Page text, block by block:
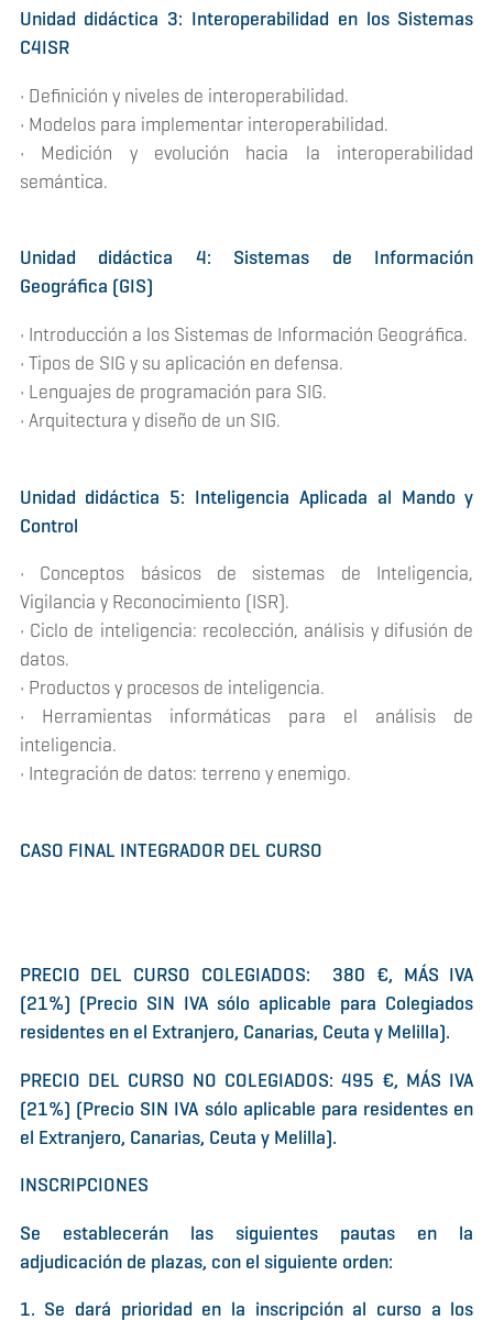
Unidad didáctica 3: Interoperabilidad en los Sistemas
C4ISR
• Definición y niveles de interoperabilidad.
• Modelos para implementar interoperabilidad.
• Medición y evolución hacia la interoperabilidad
semántica.
Unidad didáctica 4: Sistemas de Información
Geográfica (GIS)
• Introducción a los Sistemas de Información Geográfica.
• Tipos de SIG y su aplicación en defensa.
• Lenguajes de programación para SIG.
• Arquitectura y diseño de un SIG.
Unidad didáctica 5: Inteligencia Aplicada al Mando y
Control
• Conceptos básicos de sistemas de Inteligencia,
Vigilancia y Reconocimiento (ISR).
• Ciclo de inteligencia: recolección, análisis y difusión de
datos.
• Productos y procesos de inteligencia.
• Herramientas informáticas para el análisis de
inteligencia.
• Integración de datos: terreno y enemigo.
CASO FINAL INTEGRADOR DEL CURSO
PRECIO DEL CURSO COLEGIADOS: 380 €, MÁS IVA
(21%) (Precio SIN IVA sólo aplicable para Colegiados
residentes en el Extranjero, Canarias, Ceuta y Melilla).
PRECIO DEL CURSO NO COLEGIADOS: 495 €, MÁS IVA
(21%) (Precio SIN IVA sólo aplicable para residentes en
el Extranjero, Canarias, Ceuta y Melilla).
INSCRIPCIONES
Se establecerán las siguientes pautas en la
adjudicación de plazas, con el siguiente orden:
1. Se dará prioridad en la inscripción al curso a los